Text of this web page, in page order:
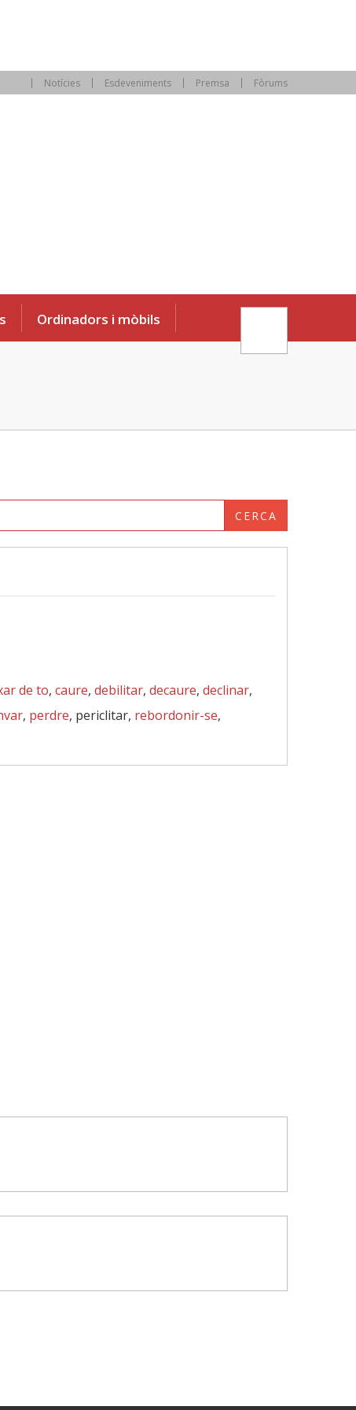
Notícies Esdeveniments Premsa Fòrums
Ordinadors i mòbils
CERCA
de to, caure, debilitar, decaure, declinar,
, perdre, periclitar, rebordonir-se,